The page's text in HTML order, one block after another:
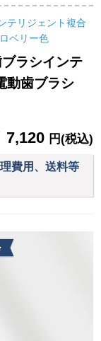
シ氷雪奇縁（1セッ
）
ラシインテ
動歯ブラシ
7,120 円(税込)
費用、送料等